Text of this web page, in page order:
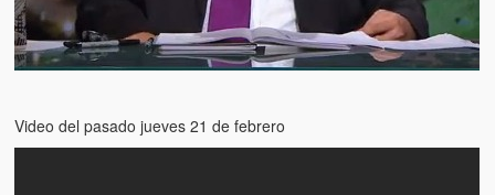
Los niños de las calles de Venezuela (Children of the streets of
Venezuela)
Puente Llaguno, Miraflores… ¿y Lina?
Video del pasado jueves 21 de febrero